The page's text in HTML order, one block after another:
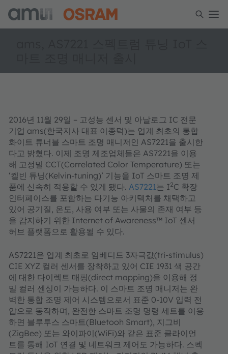
2016년 11월 29일 – 고성능 센서 및 아날로그 IC 전문
기업 ams(한국지사 대표 이종덕)는 업계 최초의 통합
화이트 튜너블 스마트 조명 매니저인 AS7221을 출시한
다고 밝혔다. 이제 조명 제조업체들은 AS7221을 이용
해 고정밀 CCT(Correlated Color Temperature) 또는
‘켈빈 튜닝(Kelvin-tuning)’ 기능을 IoT 스마트 조명 제
품에 신속히 적용할 수 있게 됐다. AS7221는 I2C 확장
인터페이스를 포함하는 다기능 아키텍처를 채택하고
있어 공기질, 온도, 사용 여부 또는 사물의 존재 여부 등
을 감지하기 위한 Internet of Awareness™ IoT 센서
허브 플랫폼으로 활용될 수 있다.
AS7221은 업계 최초로 임베디드 3자극값(tri-stimulus)
CIE XYZ 컬러 센서를 장착하고 있어 CIE 1931 색 공간
에 대한 다이렉트 매핑(direct mapping)을 이용해 정
밀 컬러 센싱이 가능하다. 이 스마트 조명 매니저는 완
벽한 통합 조명 제어 시스템으로서 표준 0-10V 입력 전
압으로 동작하며, 완전한 스마트 조명 명령 세트를 이용
하면 블루투스 스마트(Bluetooh Smart), 지그비
(ZigBee) 또는 와이파이(WiFi)와 같은 표준 클라이언
트를 통해 IoT 연결 및 네트워크 제어도 가능하다. 스펙